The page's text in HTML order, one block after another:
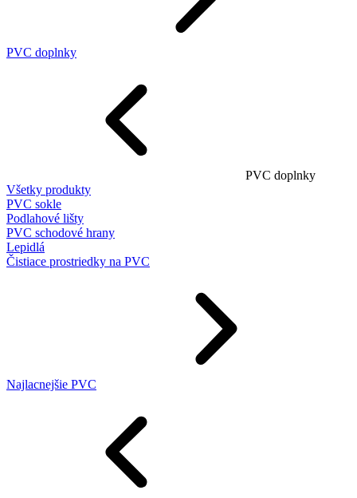
PVC doplnky
PVC doplnky
Všetky produkty
PVC sokle
Podlahové lišty
PVC schodové hrany
Lepidlá
Čistiace prostriedky na PVC
Najlacnejšie PVC